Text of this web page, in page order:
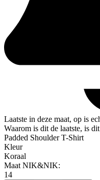
Laatste in deze maat, op is
Waarom is dit de laatste, is
Padded Shoulder T-Shirt
Kleur
Koraal
Maat NIK&NIK:
14